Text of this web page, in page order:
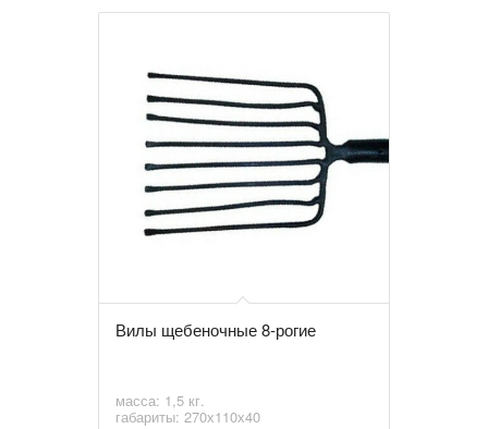
Вилы щебеночные 8-рогие
масса: 1,5 кг.
габариты: 270х110х40